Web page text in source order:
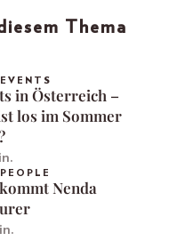
Thema
EVENTS
in Österreich –
los im Sommer
PEOPLE
Nenda